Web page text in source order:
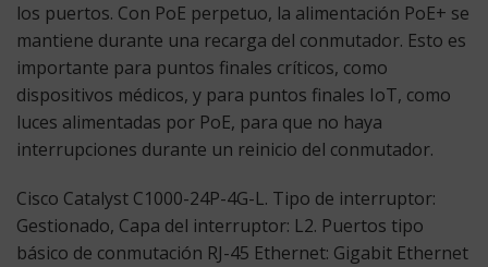
los puertos. Con PoE perpetuo, la alimentación PoE+ se
mantiene durante una recarga del conmutador. Esto es
importante para puntos finales críticos, como
dispositivos médicos, y para puntos finales IoT, como
luces alimentadas por PoE, para que no haya
interrupciones durante un reinicio del conmutador.
Cisco Catalyst C1000-24P-4G-L. Tipo de interruptor:
Gestionado, Capa del interruptor: L2. Puertos tipo
básico de conmutación RJ-45 Ethernet: Gigabit Ethernet